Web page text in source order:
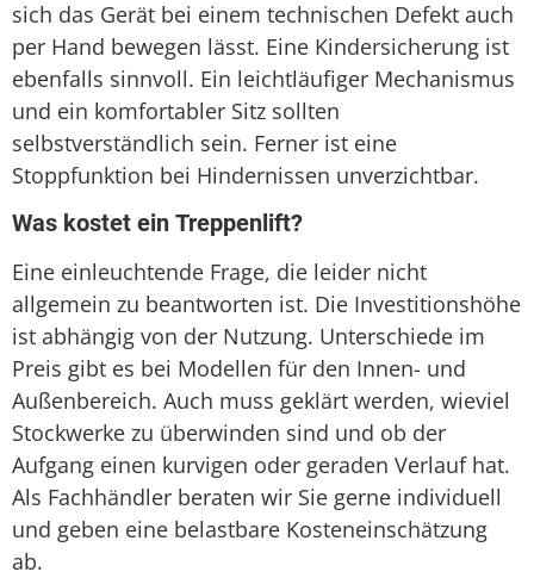
sich das Gerät bei einem technischen Defekt auch
per Hand bewegen lässt. Eine Kindersicherung ist
ebenfalls sinnvoll. Ein leichtläufiger Mechanismus
und ein komfortabler Sitz sollten
selbstverständlich sein. Ferner ist eine
Stoppfunktion bei Hindernissen unverzichtbar.
Was kostet ein Treppenlift?
Eine einleuchtende Frage, die leider nicht
allgemein zu beantworten ist. Die Investitionshöhe
ist abhängig von der Nutzung. Unterschiede im
Preis gibt es bei Modellen für den Innen- und
Außenbereich. Auch muss geklärt werden, wieviel
Stockwerke zu überwinden sind und ob der
Aufgang einen kurvigen oder geraden Verlauf hat.
Als Fachhändler beraten wir Sie gerne individuell
und geben eine belastbare Kosteneinschätzung
ab.